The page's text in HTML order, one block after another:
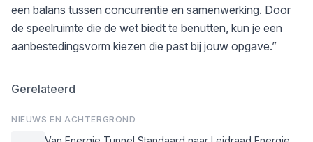
een balans tussen concurrentie en samenwerking. Door
de speelruimte die de wet biedt te benutten, kun je een
aanbestedingsvorm kiezen die past bij jouw opgave.”
Gerelateerd
NIEUWS EN ACHTERGROND